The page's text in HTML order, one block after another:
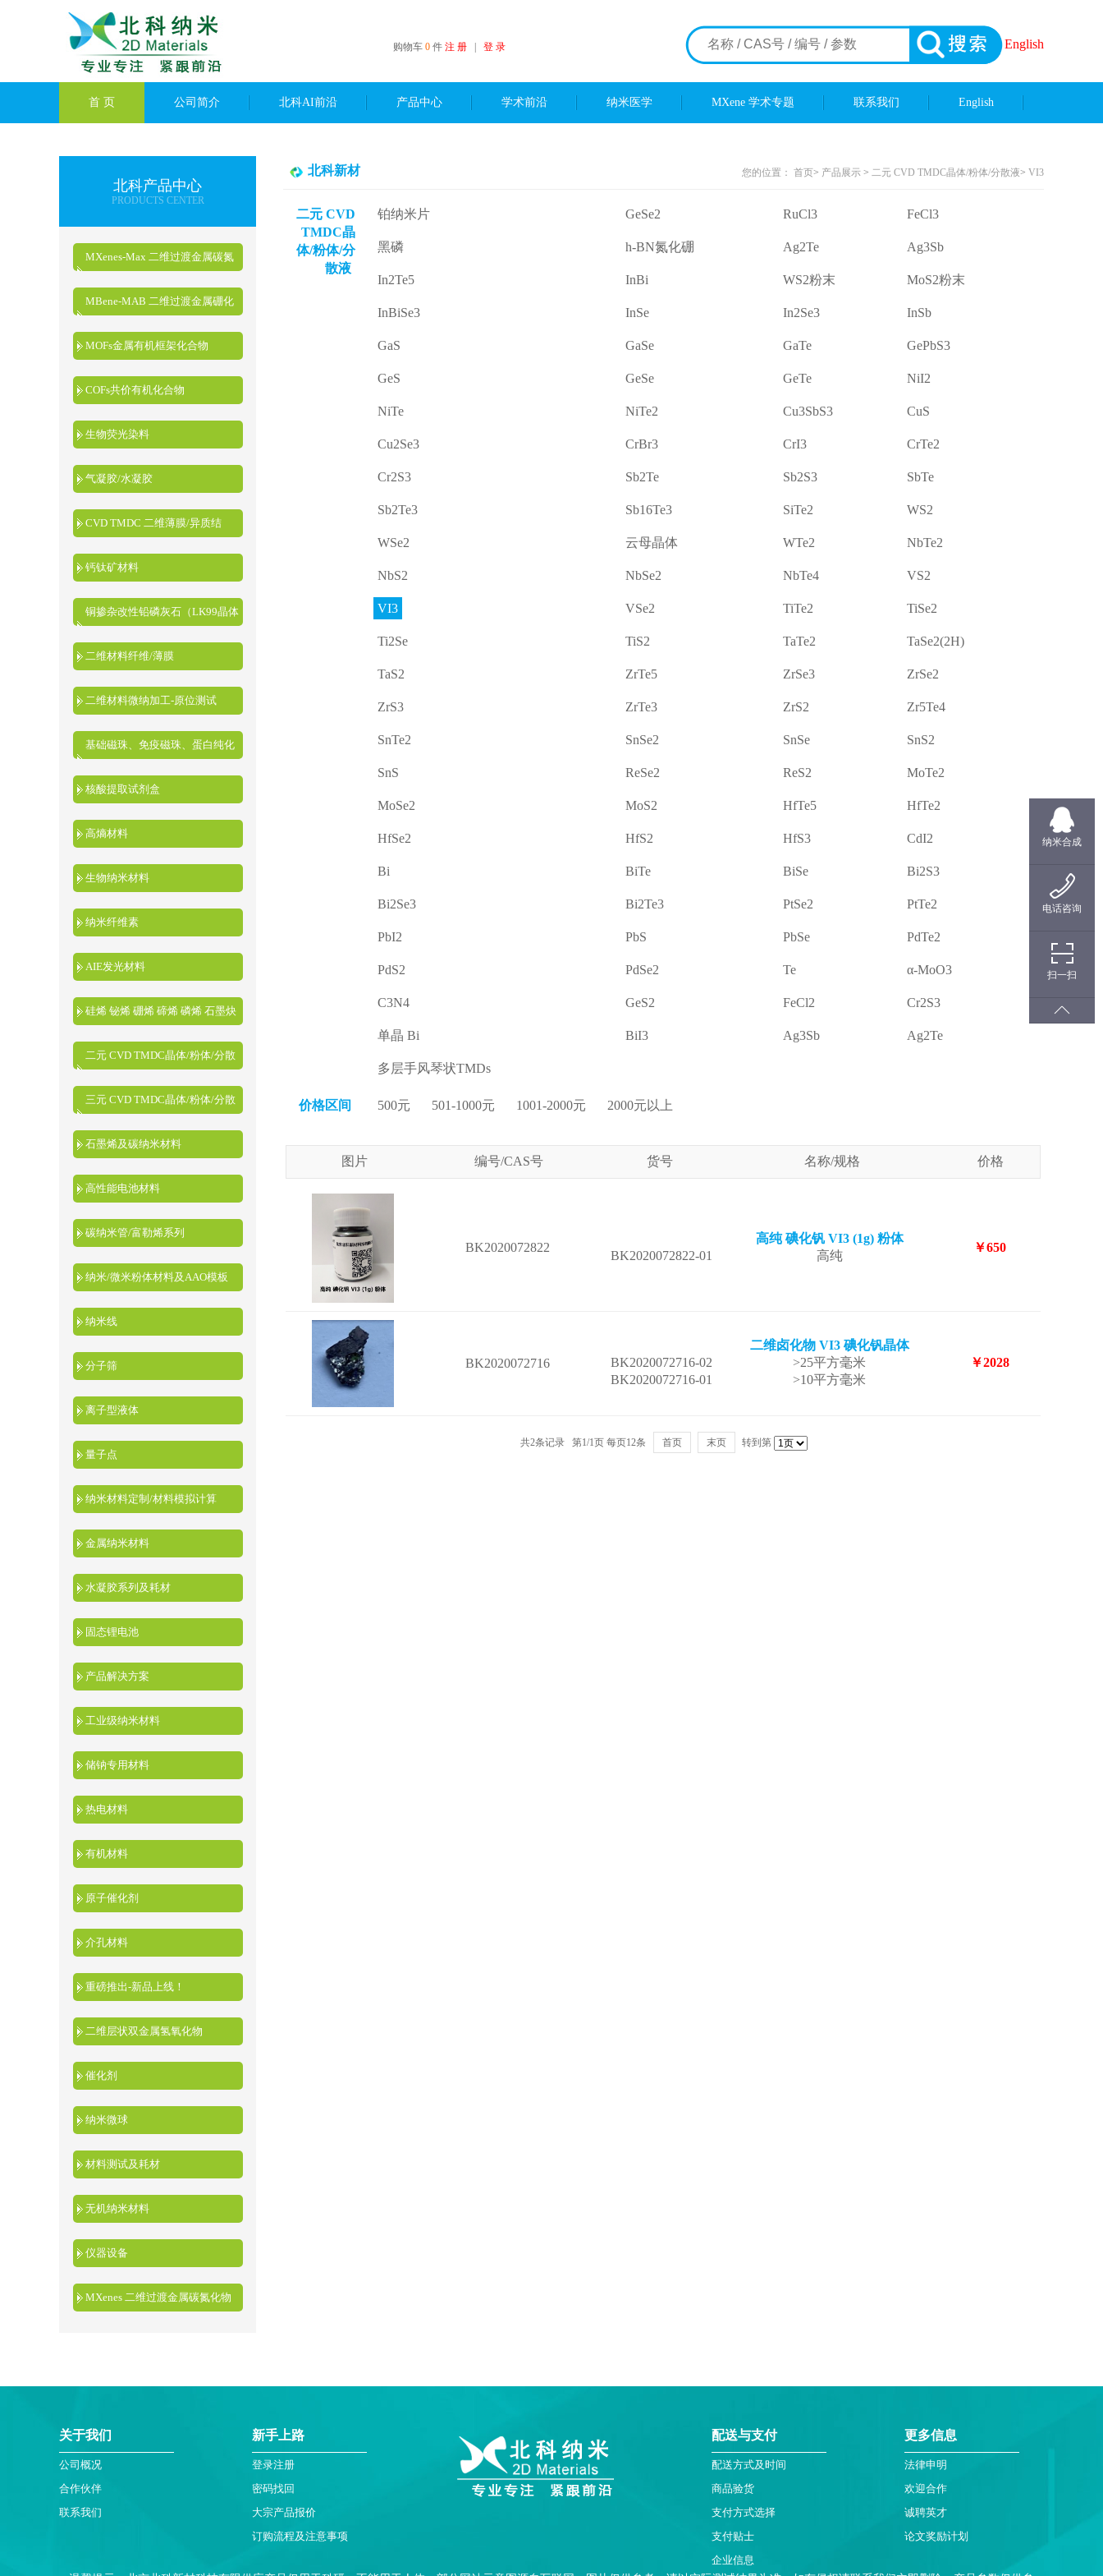
购物车 0 件 注 册 登 录 English
首 页 公司简介 北科AI前沿 产品中心 学术前沿 纳米医学 MXene 学术专题 联系我们 English
北科产品中心
PRODUCTS CENTER
MXenes-Max 二维过渡金属碳氮
化物
MBene-MAB 二维过渡金属硼化
物
MOFs金属有机框架化合物
COFs共价有机化合物
生物荧光染料
气凝胶/水凝胶
CVD TMDC 二维薄膜/异质结
钙钛矿材料
铜掺杂改性铅磷灰石（LK99晶体
粉末）
二维材料纤维/薄膜
二维材料微纳加工-原位测试
基础磁珠、免疫磁珠、蛋白纯化
磁珠、核酸提取磁珠
核酸提取试剂盒
高熵材料
生物纳米材料
纳米纤维素
AIE发光材料
硅烯 铋烯 硼烯 碲烯 磷烯 石墨炔
二元 CVD TMDC晶体/粉体/分散
液
三元 CVD TMDC晶体/粉体/分散
液
石墨烯及碳纳米材料
高性能电池材料
碳纳米管/富勒烯系列
纳米/微米粉体材料及AAO模板
纳米线
分子筛
离子型液体
量子点
纳米材料定制/材料模拟计算
金属纳米材料
水凝胶系列及耗材
固态锂电池
产品解决方案
工业级纳米材料
储钠专用材料
热电材料
有机材料
原子催化剂
介孔材料
重磅推出-新品上线！
二维层状双金属氢氧化物
催化剂
纳米微球
材料测试及耗材
无机纳米材料
仪器设备
MXenes 二维过渡金属碳氮化物
北科新材 您的位置： 首页> 产品展示 > 二元 CVD TMDC晶体/粉体/分散液> VI3
二元 CVD
TMDC晶
体/粉体/分
散液
铂纳米片 GeSe2 RuCl3 FeCl3
黑磷 h-BN氮化硼 Ag2Te Ag3Sb
In2Te5 InBi WS2粉末 MoS2粉末
InBiSe3 InSe In2Se3 InSb
GaS GaSe GaTe GePbS3
GeS GeSe GeTe NiI2
NiTe NiTe2 Cu3SbS3 CuS
Cu2Se3 CrBr3 CrI3 CrTe2
Cr2S3 Sb2Te Sb2S3 SbTe
Sb2Te3 Sb16Te3 SiTe2 WS2
WSe2 云母晶体 WTe2 NbTe2
NbS2 NbSe2 NbTe4 VS2
VI3 VSe2 TiTe2 TiSe2
Ti2Se TiS2 TaTe2 TaSe2(2H)
TaS2 ZrTe5 ZrSe3 ZrSe2
ZrS3 ZrTe3 ZrS2 Zr5Te4
SnTe2 SnSe2 SnSe SnS2
SnS ReSe2 ReS2 MoTe2
MoSe2 MoS2 HfTe5 HfTe2
HfSe2 HfS2 HfS3 CdI2
Bi BiTe BiSe Bi2S3
Bi2Se3 Bi2Te3 PtSe2 PtTe2
PbI2 PbS PbSe PdTe2
PdS2 PdSe2 Te α-MoO3
C3N4 GeS2 FeCl2 Cr2S3
单晶 Bi BiI3 Ag3Sb Ag2Te
多层手风琴状TMDs
价格区间 500元 501-1000元 1001-2000元 2000元以上
图片 编号/CAS号 货号 名称/规格 价格
BK2020072822
高纯 碘化钒 VI3 (1g) 粉体
BK2020072822-01
高纯
￥650
BK2020072716
二维卤化物 VI3 碘化钒晶体
BK2020072716-02
>25平方毫米
BK2020072716-01
>10平方毫米
￥2028
共2条记录 第1/1页 每页12条 首页 末页 转到第
关于我们
公司概况
合作伙伴
联系我们
新手上路
登录注册
密码找回
大宗产品报价
订购流程及注意事项
配送与支付
配送方式及时间
商品验货
支付方式选择
支付贴士
企业信息
更多信息
法律申明
欢迎合作
诚聘英才
论文奖励计划
纳米合成
电话咨询
扫一扫